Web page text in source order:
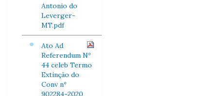
Antonio do
Leverger-
MT.pdf
Ato Ad
Referendum Nº
44 celeb Termo
Extinção do
Conv nº
902284-2020